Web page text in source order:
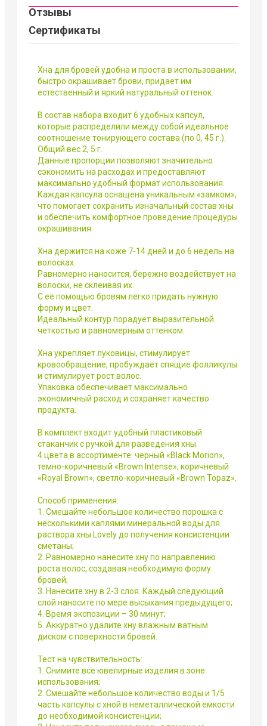
Отзывы
Сертификаты
Хна для бровей удобна и проста в использовании,
быстро окрашивает брови, придает им
естественный и яркий натуральный оттенок.
В состав набора входит 6 удобных капсул,
которые распределили между собой идеальное
соотношение тонирующего состава (по 0, 45 г.).
Общий вес 2, 5 г.
Данные пропорции позволяют значительно
сэкономить на расходах и предоставляют
максимально удобный формат использования.
Каждая капсула оснащена уникальным «замком»,
что помогает сохранить изначальный состав хны
и обеспечить комфортное проведение процедуры
окрашивания.
Хна держится на коже 7-14 дней и до 6 недель на
волосках.
Равномерно наносится, бережно воздействует на
волоски, не склеивая их.
С её помощью бровям легко придать нужную
форму и цвет.
Идеальный контур порадует выразительной
четкостью и равномерным оттенком.
Хна укрепляет луковицы, стимулирует
кровообращение, пробуждает спящие фолликулы
и стимулирует рост волос.
Упаковка обеспечивает максимально
экономичный расход и сохраняет качество
продукта.
В комплект входит удобный пластиковый
стаканчик с ручкой для разведения хны.
4 цвета в ассортименте: черный «Black Morion»,
темно-коричневый «Brown Intense», коричневый
«Royal Brown», светло-коричневый «Brown Topaz».
Способ применения:
1. Смешайте небольшое количество порошка с
несколькими каплями минеральной воды для
раствора хны Lovely до получения консистенции
сметаны;
2. Равномерно нанесите хну по направлению
роста волос, создавая необходимую форму
бровей;
3. Нанесите хну в 2-3 слоя. Каждый следующий
слой наносите по мере высыхания предыдущего;
4. Время экспозиции – 30 минут;
5. Аккуратно удалите хну влажным ватным
диском с поверхности бровей.
Тест на чувствительность:
1. Снимите все ювелирные изделия в зоне
использования;
2. Смешайте небольшое количество воды и 1/5
часть капсулы с хной в неметаллической емкости
до необходимой консистенции;